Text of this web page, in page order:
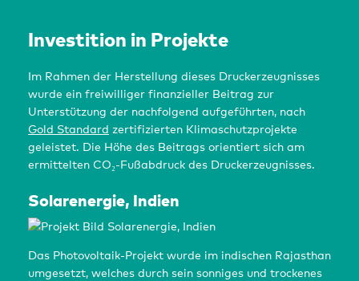
Investition in Projekte
Im Rahmen der Herstellung dieses Druckerzeugnisses
wurde ein freiwilliger finanzieller Beitrag zur
Unterstützung der nachfolgend aufgeführten, nach
Gold Standard zertifizierten Klimaschutzprojekte
geleistet. Die Höhe des Beitrags orientiert sich am
ermittelten CO₂-Fußabdruck des Druckerzeugnisses.
Solarenergie, Indien
Das Photovoltaik-Projekt wurde im indischen Rajasthan
umgesetzt, welches durch sein sonniges und trockenes